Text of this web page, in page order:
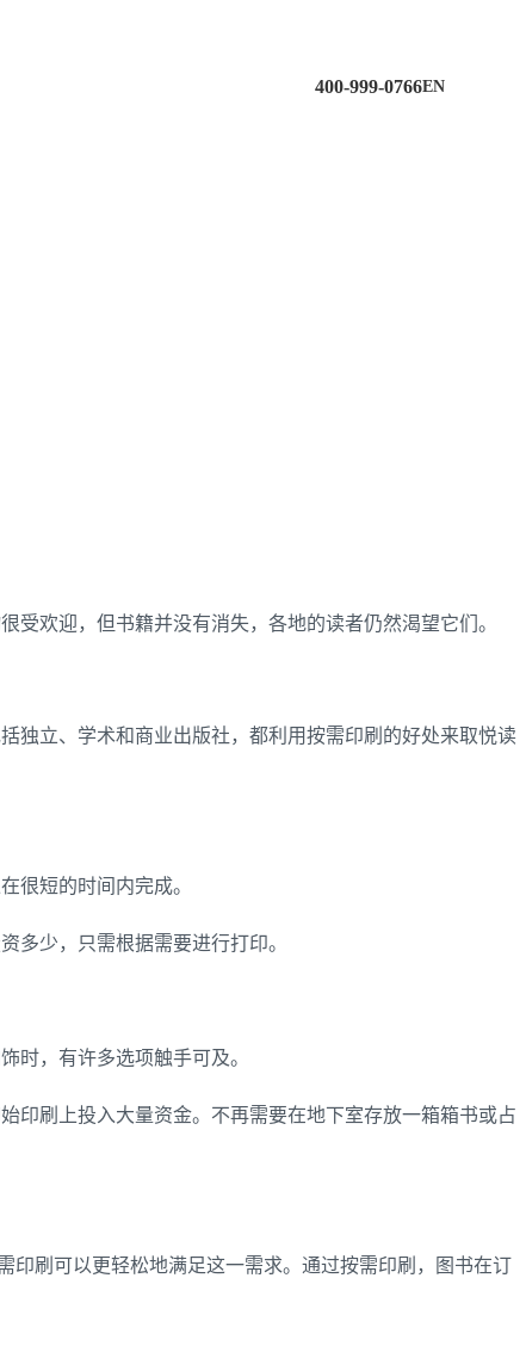
400-999-0766EN
欢迎，但书籍并没有消失，各地的读者仍然渴望它们。
独立、学术和商业出版社，都利用按需印刷的好处来取悦读
很短的时间内完成。
多少，只需根据需要进行打印。
时，有许多选项触手可及。
印刷上投入大量资金。不再需要在地下室存放一箱箱书或占
印刷可以更轻松地满足这一需求。通过按需印刷，图书在订